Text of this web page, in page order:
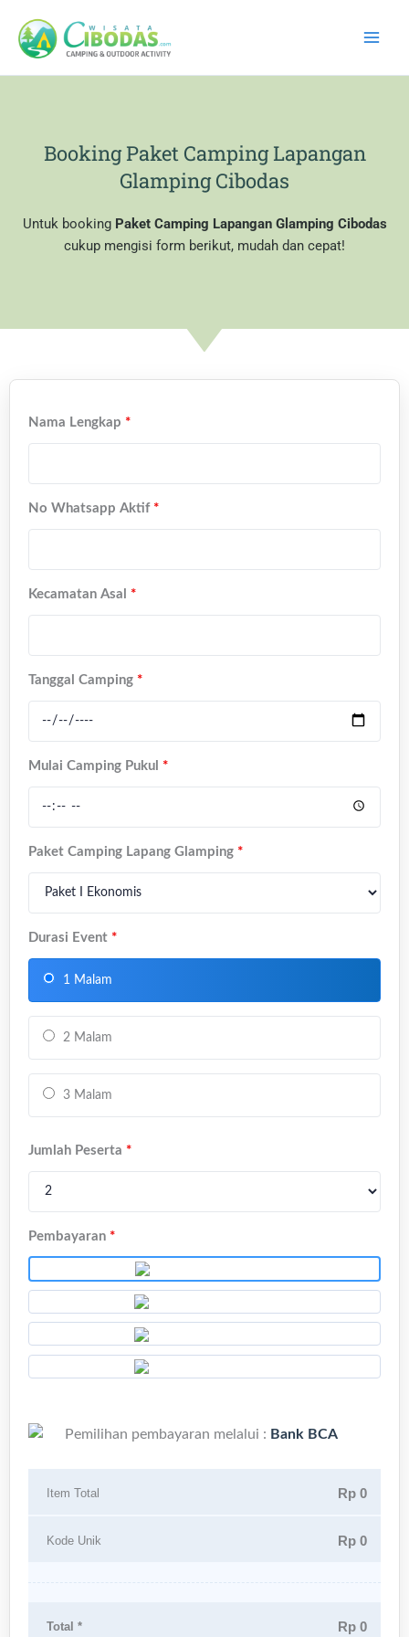
content
Booking Paket Camping Lapangan
Glamping Cibodas
Untuk booking Paket Camping Lapangan Glamping Cibodas
cukup mengisi form berikut, mudah dan cepat!
Nama Lengkap *
No Whatsapp Aktif *
Kecamatan Asal *
Tanggal Camping *
Mulai Camping Pukul *
Paket Camping Lapang Glamping *
Durasi Event *
1 Malam
2 Malam
3 Malam
Jumlah Peserta *
Pembayaran *
Pemilihan pembayaran melalui : Bank BCA
Item Total Rp 0
Kode Unik Rp 0
Total * Rp 0